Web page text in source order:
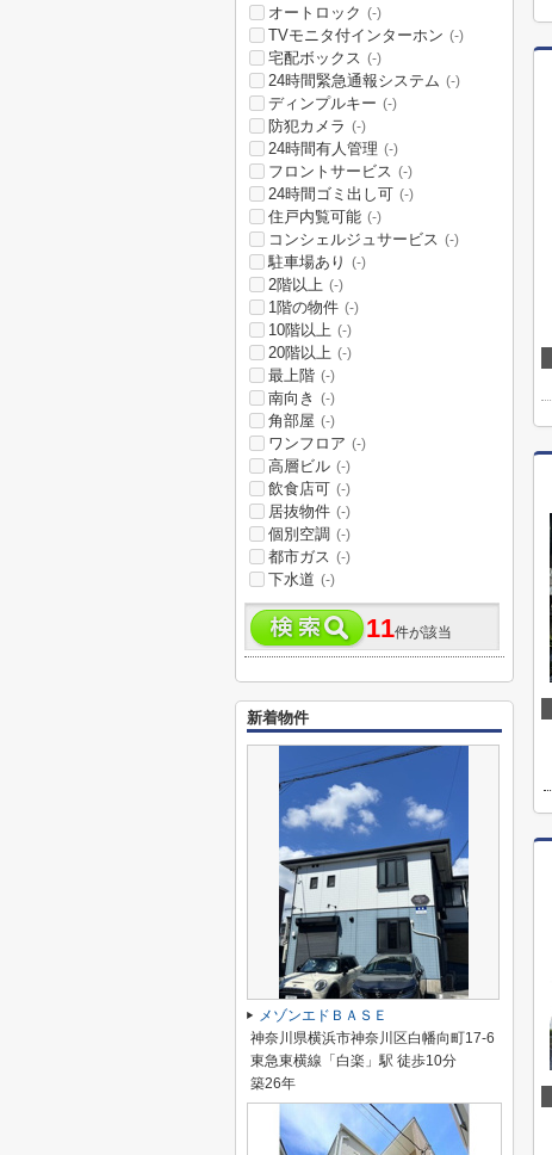
オートロック (-)
TVモニタ付インターホン (-)
宅配ボックス (-)
24時間緊急通報システム (-)
ディンプルキー (-)
防犯カメラ (-)
24時間有人管理 (-)
フロントサービス (-)
24時間ゴミ出し可 (-)
住戸内覧可能 (-)
コンシェルジュサービス (-)
駐車場あり (-)
2階以上 (-)
1階の物件 (-)
10階以上 (-)
20階以上 (-)
最上階 (-)
南向き (-)
角部屋 (-)
ワンフロア (-)
高層ビル (-)
飲食店可 (-)
居抜物件 (-)
個別空調 (-)
都市ガス (-)
下水道 (-)
11件が該当
新着物件
メゾンエドＢＡＳＥ
神奈川県横浜市神奈川区白幡向町17-6
東急東横線「白楽」駅 徒歩10分
築26年